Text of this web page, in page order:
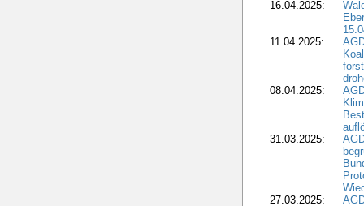
16.04.2025:
11.04.2025:
08.04.2025:
31.03.2025:
27.03.2025: